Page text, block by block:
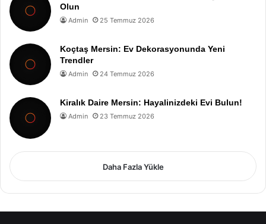
Olun
Admin 25 Temmuz 2026
Koçtaş Mersin: Ev Dekorasyonunda Yeni
Trendler
Admin 24 Temmuz 2026
Kiralık Daire Mersin: Hayalinizdeki Evi Bulun!
Admin 23 Temmuz 2026
Daha Fazla Yükle